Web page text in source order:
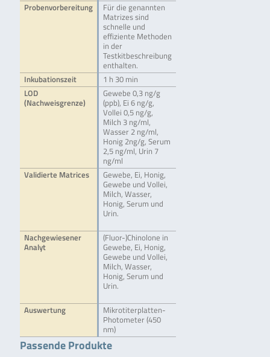
Probenvorbereitung
Für die genannten
Matrizes sind
schnelle und
effiziente Methoden
in der
Testkitbeschreibung
enthalten.
Inkubationszeit
1 h 30 min
LOD
(Nachweisgrenze)
Gewebe 0,3 ng/g
(ppb), Ei 6 ng/g,
Vollei 0,5 ng/g,
Milch 3 ng/ml,
Wasser 2 ng/ml,
Honig 2ng/g, Serum
2,5 ng/ml, Urin 7
ng/ml
Validierte Matrices
Gewebe, Ei, Honig,
Gewebe und Vollei,
Milch, Wasser,
Honig, Serum und
Urin.
Nachgewiesener
Analyt
(Fluor-)Chinolone in
Gewebe, Ei, Honig,
Gewebe und Vollei,
Milch, Wasser,
Honig, Serum und
Urin.
Auswertung
Mikrotiterplatten-
Photometer (450
nm)
Passende Produkte